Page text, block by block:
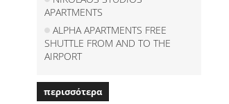
APARTMENTS
ALPHA APARTMENTS FREE
SHUTTLE FROM AND TO THE
AIRPORT
περισσότερα